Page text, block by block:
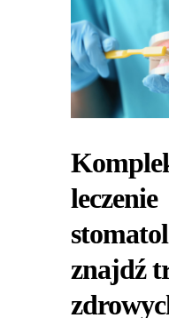
leczenie
znajdź